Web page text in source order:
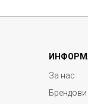
За нас
Брендови